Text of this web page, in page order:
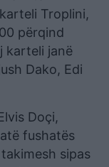
Troplini,
përqind
karteli janë
Dako, Edi
Doçi,
fushatës
sipas